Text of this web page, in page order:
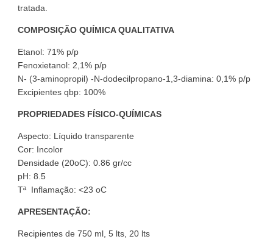
tratada.
COMPOSIÇÃO QUÍMICA QUALITATIVA
Etanol: 71% p/p
Fenoxietanol: 2,1% p/p
N- (3-aminopropil) -N-dodecilpropano-1,3-diamina: 0,1% p/p
Excipientes qbp: 100%
PROPRIEDADES FÍSICO-QUÍMICAS
Aspecto: Líquido transparente
Cor: Incolor
Densidade (20oC): 0.86 gr/cc
pH: 8.5
Tª Inflamação: <23 oC
APRESENTAÇÃO:
Recipientes de 750 ml, 5 lts, 20 lts